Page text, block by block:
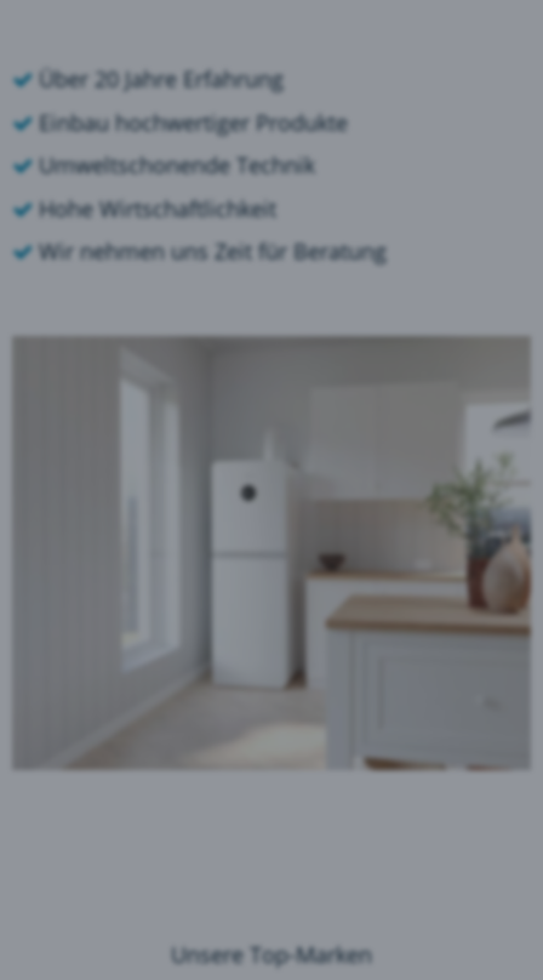
Über 20 Jahre Erfahrung
Einbau hochwertiger Produkte
Umweltschonende Technik
Hohe Wirtschaftlichkeit
Wir nehmen uns Zeit für Beratung
Unsere Top-Marken